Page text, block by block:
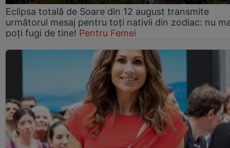
Eclipsa totală de Soare din 12 august transmite
următorul mesaj pentru toți nativii din zodiac: nu
poți fugi de tine! Pentru Femei